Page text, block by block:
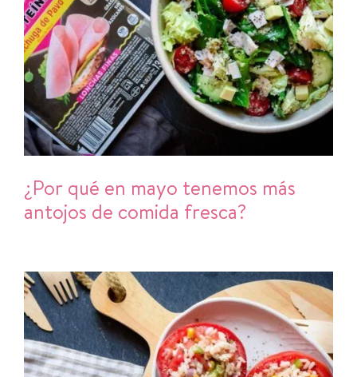
¿Por qué en mayo tenemos más
antojos de comida fresca?